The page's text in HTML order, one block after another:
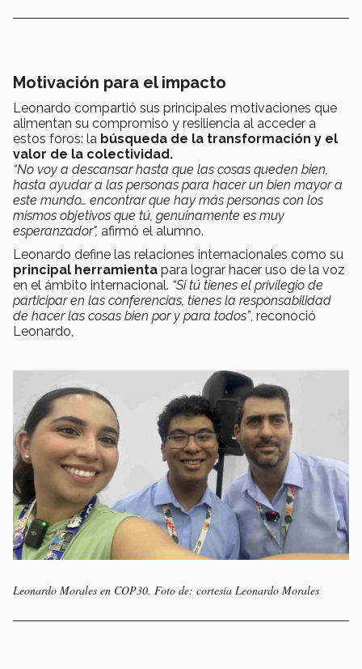
Motivación para el impacto
Leonardo compartió sus principales motivaciones que
alimentan su compromiso y resiliencia al acceder a
estos foros: la búsqueda de la transformación y el
valor de la colectividad.
“No voy a descansar hasta que las cosas queden bien,
hasta ayudar a las personas para hacer un bien mayor a
este mundo… encontrar que hay más personas con los
mismos objetivos que tú, genuinamente es muy
esperanzador", afirmó el alumno.
Leonardo define las relaciones internacionales como su
principal herramienta para lograr hacer uso de la voz
en el ámbito internacional. “Si tú tienes el privilegio de
participar en las conferencias, tienes la responsabilidad
de hacer las cosas bien por y para todos”, reconoció
Leonardo,
Leonardo Morales en COP30. Foto de: cortesía Leonardo Morales